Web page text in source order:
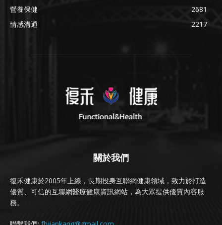
營養保健
2681
情感溝通
2217
關於我們
復禾健康於2005年上線，長期投身互聯網健康領域，致力於打造
優質、可信的互聯網醫療健康資訊網站，為大眾提供優質內容服
務。